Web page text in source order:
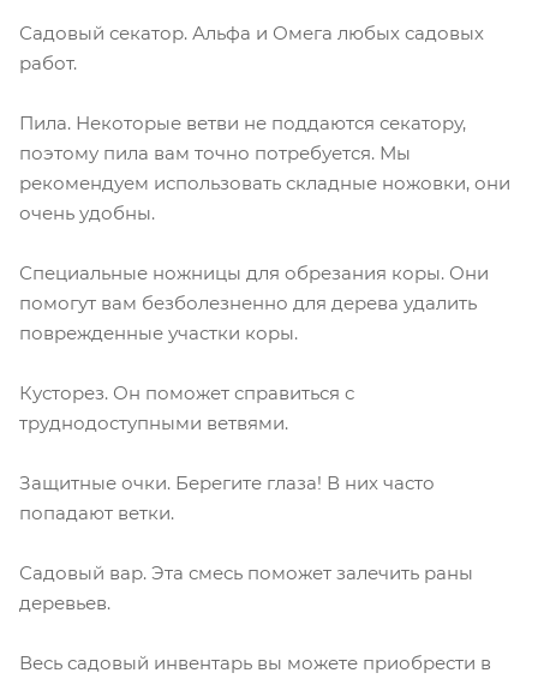
Садовый секатор. Альфа и Омега любых садовых
работ.
Пила. Некоторые ветви не поддаются секатору,
поэтому пила вам точно потребуется. Мы
рекомендуем использовать складные ножовки, они
очень удобны.
Специальные ножницы для обрезания коры. Они
помогут вам безболезненно для дерева удалить
поврежденные участки коры.
Кусторез. Он поможет справиться с
труднодоступными ветвями.
Защитные очки. Берегите глаза! В них часто
попадают ветки.
Садовый вар. Эта смесь поможет залечить раны
деревьев.
Весь садовый инвентарь вы можете приобрести в